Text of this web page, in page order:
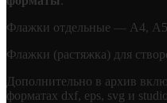
Флажки отдельные — А4,
Флажки (растяжка) для
Дополнительно в архив
форматах dxf, eps, svg и